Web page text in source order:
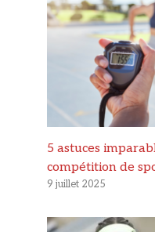
5 astuces
compétition de
9 juillet 2025